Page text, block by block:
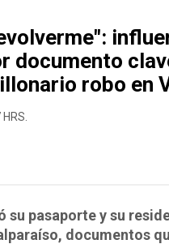
documento
robo en
pasaporte y su
documentos